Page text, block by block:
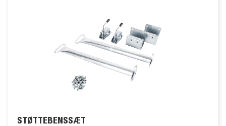
STØTTEBENSSÆT